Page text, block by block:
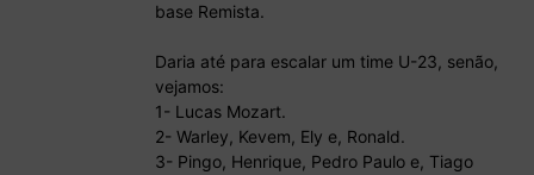
base Remista.
Daria até para escalar um time U-23, senão,
vejamos:
1- Lucas Mozart.
2- Warley, Kevem, Ely e, Ronald.
3- Pingo, Henrique, Pedro Paulo e, Tiago